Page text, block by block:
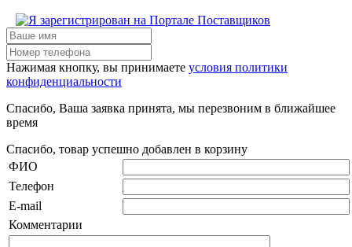
Нажимая кнопку, вы принимаете условия политики
конфиденциальности
Спасибо, Ваша заявка принята, мы перезвоним в ближайшее
время
Спасибо, товар успешно добавлен в корзину
ФИО
Телефон
E-mail
Комментарии